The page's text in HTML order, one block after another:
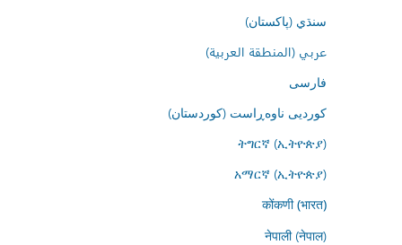
سنڌي (پاکستان)
عربي (المنطقة العربية)
فارسى
کوردیی ناوەڕاست (کوردستان)
ትግርኛ (ኢትዮጵያ)
አማርኛ (ኢትዮጵያ)
कोंकणी (भारत)
नेपाली (नेपाल)